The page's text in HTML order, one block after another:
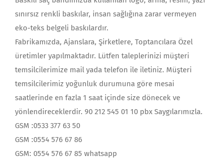
sınırsız renkli baskılar, insan sağlığına zarar vermeyen
eko-teks belgeli baskılardır.
Fabrikamızda, Ajanslara, Şirketlere, Toptancılara Özel
üretimler yapılmaktadır. Lütfen taleplerinizi müşteri
temsilcilerimize mail yada telefon ile iletiniz. Müşteri
temsilcilerimiz yoğunluk durumuna göre mesai
saatlerinde en fazla 1 saat içinde size dönecek ve
yönlendireceklerdir. 90 212 545 01 10 pbx Saygılarımızla.
GSM :0533 377 63 50
GSM :0554 576 67 86
GSM: 0554 576 67 85 whatsapp